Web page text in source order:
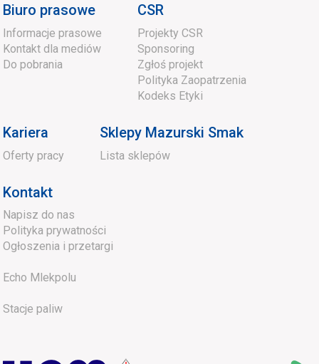
Biuro prasowe
Informacje prasowe
Kontakt dla mediów
Do pobrania
CSR
Projekty CSR
Sponsoring
Zgłoś projekt
Polityka Zaopatrzenia
Kodeks Etyki
Kariera
Oferty pracy
Sklepy Mazurski Smak
Lista sklepów
Kontakt
Napisz do nas
Polityka prywatności
Ogłoszenia i przetargi
Echo Mlekpolu
Stacje paliw